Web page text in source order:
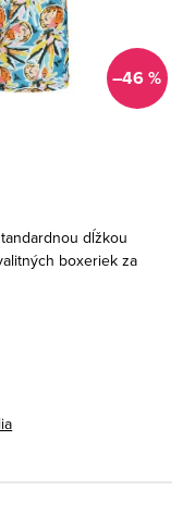
–46 %
dĺžkou
boxeriek za